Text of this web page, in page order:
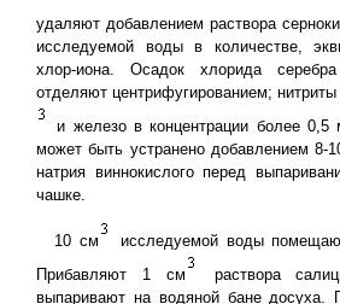
удаляют добавлением раствора
исследуемой воды в количестве,
хлор-иона. Осадок хлорида
отделяют центрифугированием;
и железо в концентрации более 0,5
может быть устранено добавлением 8-
натрия виннокислого перед
чашке.
10 см
исследуемой воды
Прибавляют 1 см
раствора
выпаривают на водяной бане досуха.